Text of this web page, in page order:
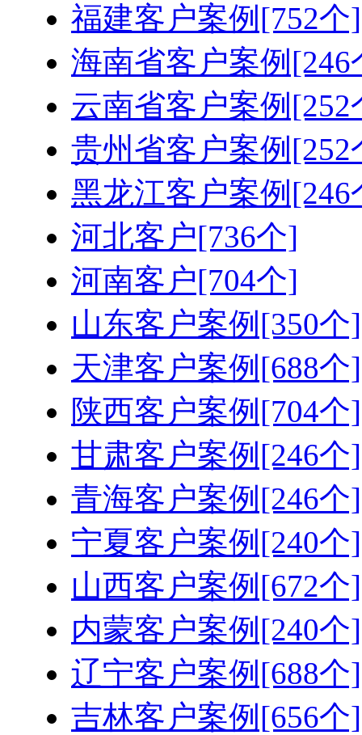
福建客户案例[752个]
海南省客户案例[246
云南省客户案例[252
贵州省客户案例[252
黑龙江客户案例[246
河北客户[736个]
河南客户[704个]
山东客户案例[350个]
天津客户案例[688个]
陕西客户案例[704个]
甘肃客户案例[246个]
青海客户案例[246个]
宁夏客户案例[240个]
山西客户案例[672个]
内蒙客户案例[240个]
辽宁客户案例[688个]
吉林客户案例[656个]